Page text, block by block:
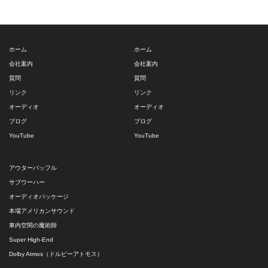
ホーム
会社案内
質問
リンク
オーディオ
ブログ
YouTube
ホーム
会社案内
質問
リンク
オーディオ
ブログ
YouTube
アウターバッフル
サブウーハー
オーディオパッケージ
本場アメリカンサウンド
車内空間の魔術師
Super High-End
Dolby Atmos（ドルビーアトモス）